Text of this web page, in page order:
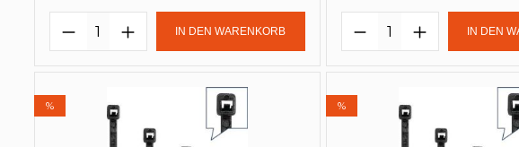
Produkt Anzahl: Gib den gewünschten
IN DEN WARENKORB Produkt IN DEN
% %